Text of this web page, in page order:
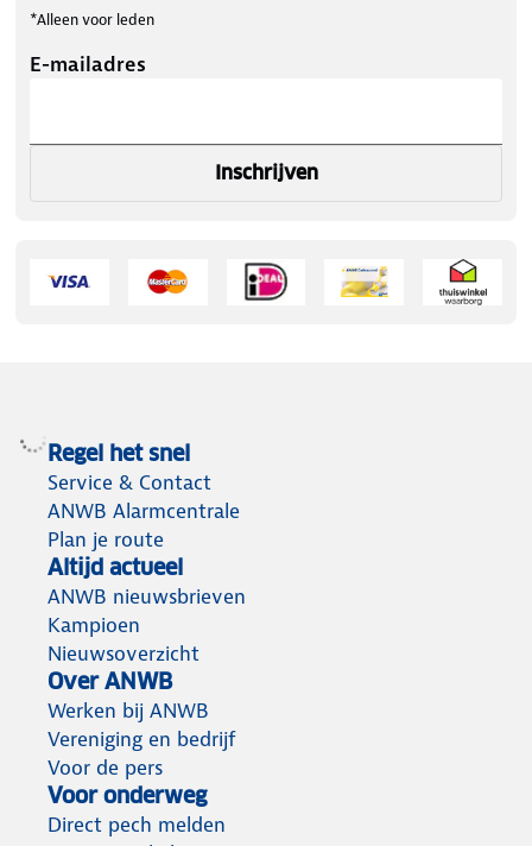
*Alleen voor leden
E-mailadres
Inschrijven
Regel het snel
Service & Contact
ANWB Alarmcentrale
Plan je route
Altijd actueel
ANWB nieuwsbrieven
Kampioen
Nieuwsoverzicht
Over ANWB
Werken bij ANWB
Vereniging en bedrijf
Voor de pers
Voor onderweg
Direct pech melden